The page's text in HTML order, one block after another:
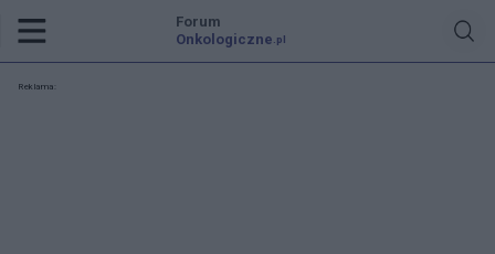
Forum
Onkologiczne .pl
Reklama: